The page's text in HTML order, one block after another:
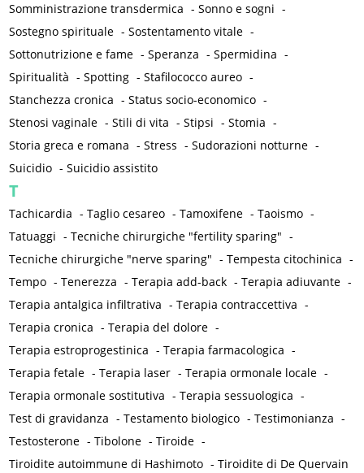
Somministrazione transdermica -Sonno e sogni -
Sostegno spirituale -Sostentamento vitale -
Sottonutrizione e fame -Speranza -Spermidina -
Spiritualità -Spotting -Stafilococco aureo -
Stanchezza cronica -Status socio-economico -
Stenosi vaginale -Stili di vita -Stipsi -Stomia -
Storia greca e romana -Stress -Sudorazioni notturne -
Suicidio -Suicidio assistito
T
Tachicardia -Taglio cesareo -Tamoxifene -Taoismo -
Tatuaggi -Tecniche chirurgiche "fertility sparing" -
Tecniche chirurgiche "nerve sparing" -Tempesta citochinica -
Tempo -Tenerezza -Terapia add-back -Terapia adiuvante -
Terapia antalgica infiltrativa -Terapia contraccettiva -
Terapia cronica -Terapia del dolore -
Terapia estroprogestinica -Terapia farmacologica -
Terapia fetale -Terapia laser -Terapia ormonale locale -
Terapia ormonale sostitutiva -Terapia sessuologica -
Test di gravidanza -Testamento biologico -Testimonianza -
Testosterone -Tibolone -Tiroide -
Tiroidite autoimmune di Hashimoto -Tiroidite di De Quervain